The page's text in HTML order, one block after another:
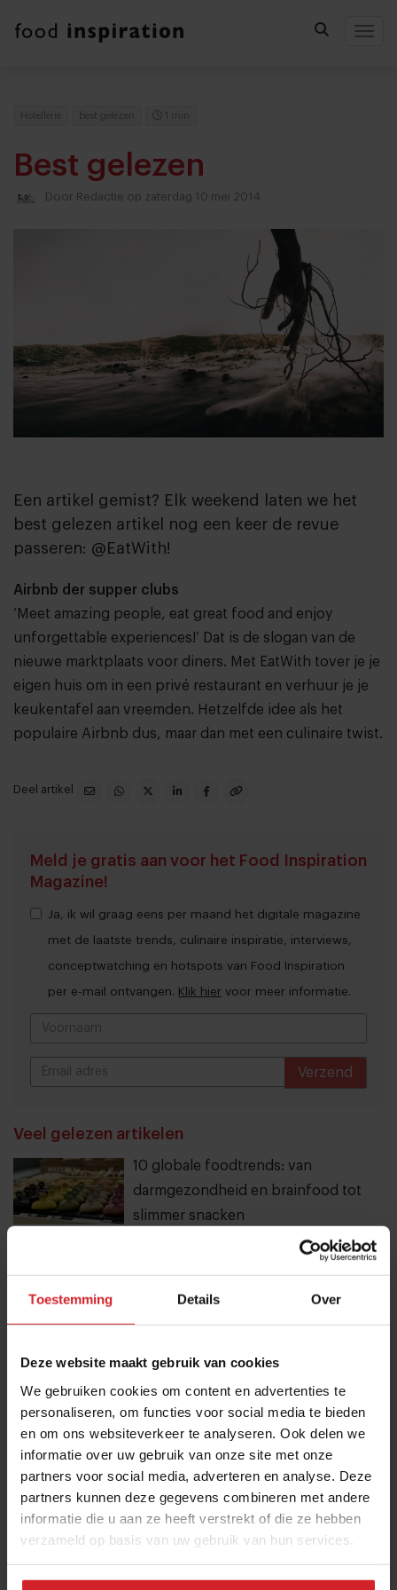
Toestemming Details Over
Deze website maakt gebruik van cookies
We gebruiken cookies om content en advertenties te
personaliseren, om functies voor social media te bieden
en om ons websiteverkeer te analyseren. Ook delen we
informatie over uw gebruik van onze site met onze
partners voor social media, adverteren en analyse. Deze
partners kunnen deze gegevens combineren met andere
informatie die u aan ze heeft verstrekt of die ze hebben
verzameld op basis van uw gebruik van hun services.
Hotellerie best gelezen 1 min
Best gelezen
Door Redactie op zaterdag 10 mei 2014
Een artikel gemist? Elk weekend laten we het
best gelezen artikel nog een keer de revue
passeren: @EatWith!
Airbnb der supper clubs
‘Meet amazing people, eat great food and enjoy
unforgettable experiences!’ Dat is de slogan van de
nieuwe marktplaats voor diners. Met EatWith tover je je
eigen huis om in een privé restaurant en verhuur je je
keukentafel aan vreemden. Hetzelfde idee als het
populaire Airbnb dus, maar dan met een culinaire twist.
Deel artikel
Meld je gratis aan voor het Food Inspiration
Magazine!
Ja, ik wil graag eens per maand het digitale magazine
met de laatste trends, culinaire inspiratie, interviews,
conceptwatching en hotspots van Food Inspiration
per e-mail ontvangen. Klik hier voor meer informatie.
Verzend
Veel gelezen artikelen
10 globale foodtrends: van
darmgezondheid en brainfood tot
slimmer snacken
Van oploskoffie tot koffiechampagne
7 augustus 2026| 6 min
Stephan Nijst over de financiële
5 september 2021 | 5 min
20 hotspots op Curaçao: van parels
aan de kust tot lokale favorieten